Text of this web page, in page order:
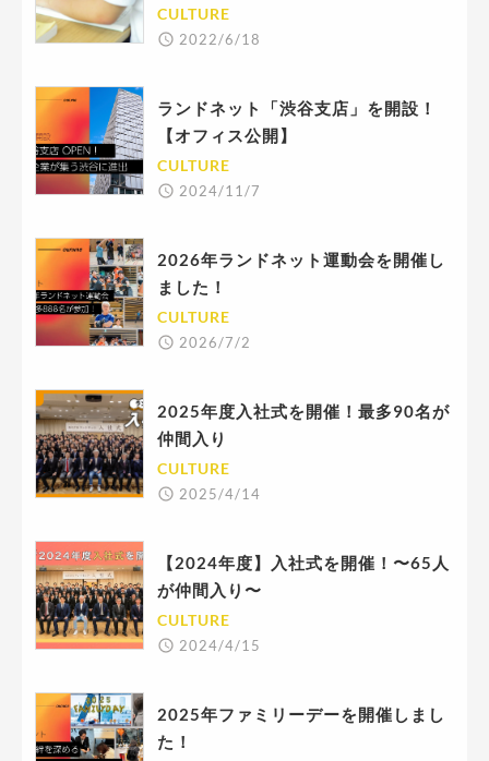
CULTURE
2022/6/18
ランドネット「渋谷支店」を開設！
【オフィス公開】
CULTURE
2024/11/7
2026年ランドネット運動会を開催し
ました！
CULTURE
2026/7/2
2025年度入社式を開催！最多90名が
仲間入り
CULTURE
2025/4/14
【2024年度】入社式を開催！〜65人
が仲間入り〜
CULTURE
2024/4/15
2025年ファミリーデーを開催しまし
た！